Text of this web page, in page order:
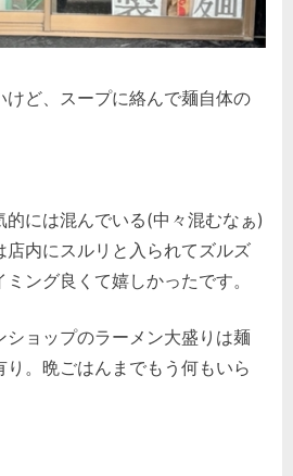
けど、スープに絡んで麺自体の
的には混んでいる(中々混むなぁ)
店内にスルリと入られてズルズ
ング良くて嬉しかったです。
ショップのラーメン大盛りは麺
。晩ごはんまでもう何もいら